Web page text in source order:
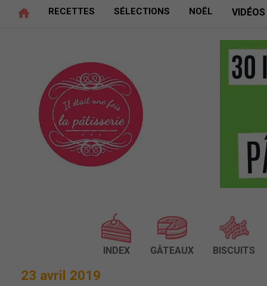
RECETTES SÉLECTIONS NOËL VIDÉOS
INDEX GÂTEAUX BISCUITS
23 avril 2019